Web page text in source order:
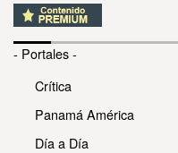
- Portales -
Crítica
Panamá América
Día a Día